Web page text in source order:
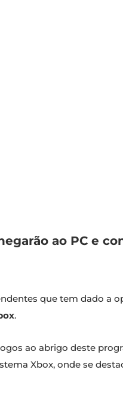
ao PC e
que tem dado a
.
ao abrigo deste
Xbox, onde se